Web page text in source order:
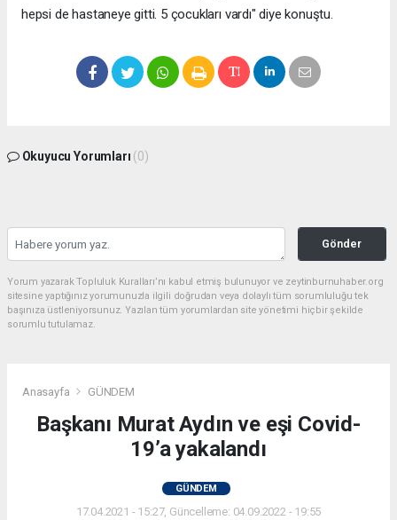
hepsi de hastaneye gitti. 5 çocukları vardı" diye konuştu.
Okuyucu Yorumları (0)
Gönder
Yorum yazarak Topluluk Kuralları’nı kabul etmiş bulunuyor ve zeytinburnuhaber.org
sitesine yaptığınız yorumunuzla ilgili doğrudan veya dolaylı tüm sorumluluğu tek
başınıza üstleniyorsunuz. Yazılan tüm yorumlardan site yönetimi hiçbir şekilde
sorumlu tutulamaz.
Anasayfa GÜNDEM
Başkanı Murat Aydın ve eşi Covid-
19’a yakalandı
GÜNDEM
17.04.2021 - 15:27, Güncelleme: 04.09.2022 - 19:55